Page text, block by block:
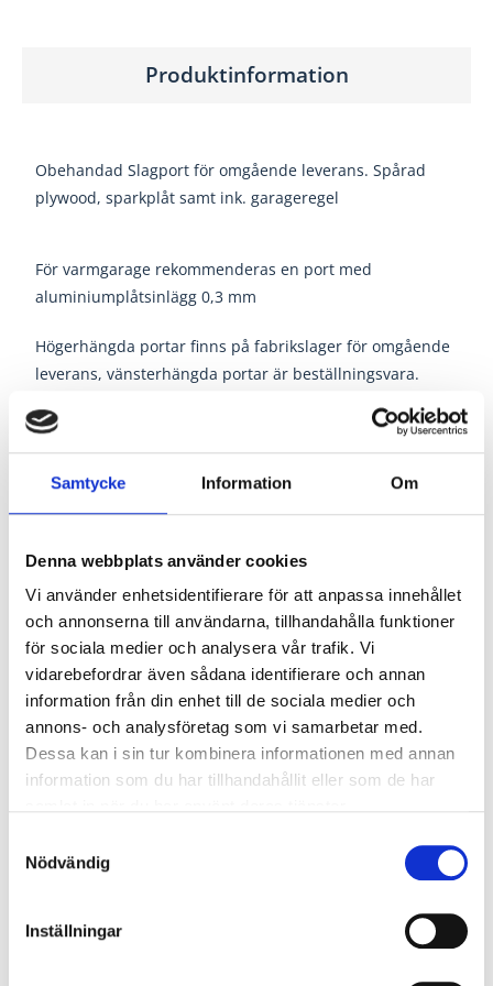
Samtycke Information Om
Denna webbplats använder cookies
Vi använder enhetsidentifierare för att anpassa innehållet
och annonserna till användarna, tillhandahålla funktioner
för sociala medier och analysera vår trafik. Vi
vidarebefordrar även sådana identifierare och annan
information från din enhet till de sociala medier och
annons- och analysföretag som vi samarbetar med.
Dessa kan i sin tur kombinera informationen med annan
information som du har tillhandahållit eller som de har
Nödvändig
Inställningar
Produktinformation
Obehandad Slagport för omgående leverans. Spårad
plywood, sparkplåt samt ink. garageregel
För varmgarage rekommenderas en port med
aluminiumplåtsinlägg 0,3 mm
Högerhängda portar finns på fabrikslager för omgående
leverans, vänsterhängda portar är beställningsvara.
Dubbelfalsad 62mm
Isolerad 50 mm cellplast
Ventilerad
Sparkplåt
Låtkista som motsvarar Assa 565
Inkl. garageregel
Bör omgående ytbehandlas på båda sidor.
portblad. Mät vilken höjd underkant på port kommer
(anpassa för anslagsjärn alt. släplist). Kapa nedre del på
karmsidorna monteras lodrät. Justera med kilar. mät